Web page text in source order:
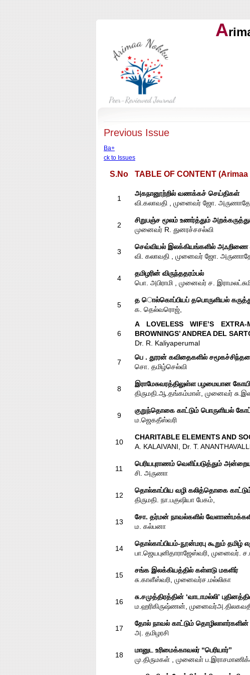
A
Previous Issue
Ba+
ck to Issues
S.No TABLE OF CONTENT
1
அகநானூற்றில் வணக்கச் செய்திகள்
வி.கலாவதி , முனைவர் ஜோ.
2
சிறுபஞ்ச மூலம் உணர்த்தும்
முனைவர் R. துனரச்சசல்வி
3
செவ்வியல் இலக்கியங்களில் அஃறிணை
வி. கலாவதி , முனைவர் ஜோ.
4
தமிழரின் விருந்ததரம்பல்
பொ. அபிராமி , முனைவர் ச.
5
த ொல்கொப்பியப் தபொருளியல்
க. தெல்வரொஜ்,
6
A LOVELESS WIFE’S
BROWNINGS’ ANDREA DEL
Dr. R. Kaliyaperumal
7
பெ . தூரன் கவிதைகளில்
சொ. தமிழ்செல்வி
8
இராமேசுவரத்திலுள்ள பழமையான
திருமதி.ஆ.தங்கம்மாள், முனைவர்
9
குறுந்தொகை காட்டும் பொருளியல்
ம.ஜெகதீஸ்வரி
10
CHARITABLE ELEMENTS AND
A. KALAIVANI, Dr. T.
11
பெரியபுராணம் வெளிப்படுத்தும்
சி. அருணா
12
தொல்காப்பிய வழி கலித்தொகை
திருமதி. நா.பகுஷியா பேகம்,
13
சோ. தர்மன் நாவல்களில்
ம. கல்பனா
14
தொல்காப்பியம்-நூன்மரபு கூறும் தமிழ்
பா.ஜெயபுனிதாராஜேஸ்வரி, முனைவர்.
15
சங்க இலக்கியத்தில் கள்ளடு மகளிர்
சு.காளீஸ்வரி, முனைவர்ச.மல்லிகா
16
சு.சமுத்திரத்தின் ‘வாடாமல்லி’
ம.ஹரிகிருஷ்ணன்,
17
தோல் நாவல் காட்டும் தொழிலாளர்களின்
அ. தமிழரசி
18
மானுட உரிமைக்காவலர் “பெரியார்”
மு.திருமகள் , முனைவா்